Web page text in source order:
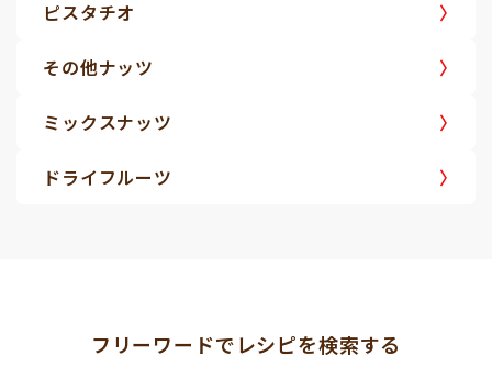
ピスタチオ
その他ナッツ
ミックスナッツ
ドライフルーツ
フリーワードでレシピを検索する